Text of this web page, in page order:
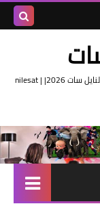
ترددات النايل سات | تردد قناة | ترددات نايل سات | ترددات النايل سات 2026| nilesat |